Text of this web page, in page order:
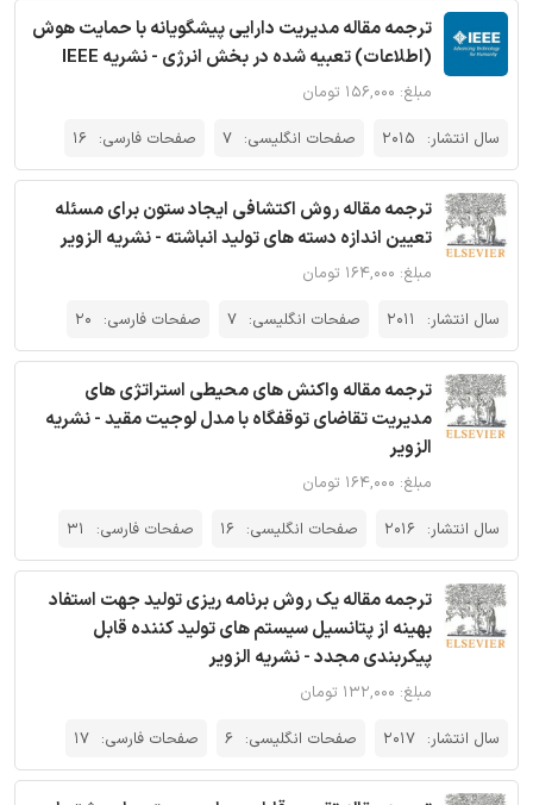
ترجمه مقاله مدیریت دارایی پیشگویانه با حمایت هوش
(اطلاعات) تعبیه شده در بخش انرژی - نشریه IEEE
مبلغ: ۱۵۶,۰۰۰ تومان
سال انتشار: 2015 صفحات انگلیسی: 7 صفحات فارسی: 16
ترجمه مقاله روش اکتشافی ایجاد ستون برای مسئله
تعیین اندازه دسته های تولید انباشته - نشریه الزویر
مبلغ: ۱۶۴,۰۰۰ تومان
سال انتشار:
2011 صفحات انگلیسی: 7 صفحات فارسی: 20
ترجمه مقاله واکنش های محیطی استراتژی های
مدیریت تقاضای توقفگاه با مدل لوجیت مقید - نشریه
الزویر
مبلغ: ۱۶۴,۰۰۰ تومان
سال انتشار: 2016 صفحات انگلیسی: 16 صفحات فارسی: 31
ترجمه مقاله یک روش برنامه ریزی تولید جهت استفاد
بهینه از پتانسیل سیستم های تولید کننده قابل
پیکربندی مجدد - نشریه الزویر
مبلغ: ۱۳۲,۰۰۰ تومان
سال انتشار: 2017 صفحات انگلیسی: 6 صفحات فارسی: 17